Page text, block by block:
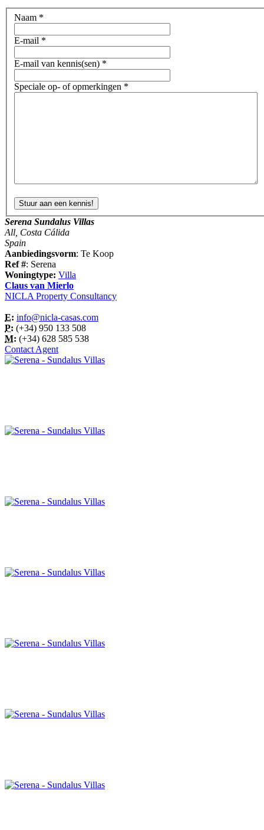
Naam *
E-mail *
E-mail van kennis(sen) *
Speciale op- of opmerkingen *
Serena Sundalus Villas
All, Costa Cálida
Spain
Aanbiedingsvorm: Te Koop
Ref #: Serena
Woningtype: Villa
Claus van Mierlo
NICLA Property Consultancy
E: info@nicla-casas.com
P: (+34) 950 133 508
M: (+34) 628 585 538
Contact Agent